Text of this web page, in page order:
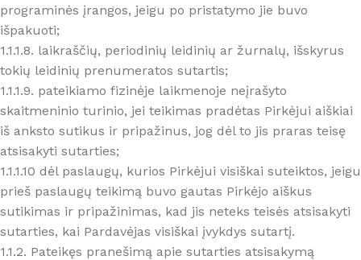
programinės įrangos, jeigu po pristatymo jie buvo
išpakuoti;
1.1.1.8. laikraščių, periodinių leidinių ar žurnalų, išskyrus
tokių leidinių prenumeratos sutartis;
1.1.1.9. pateikiamo fizinėje laikmenoje neįrašyto
skaitmeninio turinio, jei teikimas pradėtas Pirkėjui aiškiai
iš anksto sutikus ir pripažinus, jog dėl to jis praras teisę
atsisakyti sutarties;
1.1.1.10 dėl paslaugų, kurios Pirkėjui visiškai suteiktos, jeigu
prieš paslaugų teikimą buvo gautas Pirkėjo aiškus
sutikimas ir pripažinimas, kad jis neteks teisės atsisakyti
sutarties, kai Pardavėjas visiškai įvykdys sutartį.
1.1.2. Pateikęs pranešimą apie sutarties atsisakymą